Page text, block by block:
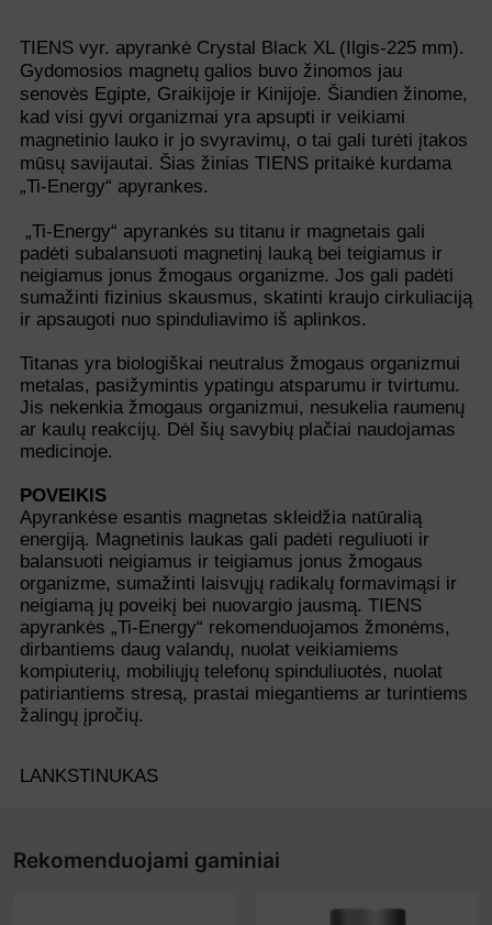
TIENS vyr. apyrankė Crystal Black XL (Ilgis-225 mm).
Gydomosios magnetų galios buvo žinomos jau
senovės Egipte, Graikijoje ir Kinijoje. Šiandien žinome,
kad visi gyvi organizmai yra apsupti ir veikiami
magnetinio lauko ir jo svyravimų, o tai gali turėti įtakos
mūsų savijautai. Šias žinias TIENS pritaikė kurdama
„Ti-Energy“ apyrankes.
„Ti-Energy“ apyrankės su titanu ir magnetais gali
padėti subalansuoti magnetinį lauką bei teigiamus ir
neigiamus jonus žmogaus organizme. Jos gali padėti
sumažinti fizinius skausmus, skatinti kraujo cirkuliaciją
ir apsaugoti nuo spinduliavimo iš aplinkos.
Titanas yra biologiškai neutralus žmogaus organizmui
metalas, pasižymintis ypatingu atsparumu ir tvirtumu.
Jis nekenkia žmogaus organizmui, nesukelia raumenų
ar kaulų reakcijų. Dėl šių savybių plačiai naudojamas
medicinoje.
POVEIKIS
Apyrankėse esantis magnetas skleidžia natūralią
energiją. Magnetinis laukas gali padėti reguliuoti ir
balansuoti neigiamus ir teigiamus jonus žmogaus
organizme, sumažinti laisvųjų radikalų formavimąsi ir
neigiamą jų poveikį bei nuovargio jausmą. TIENS
apyrankės „Ti-Energy“ rekomenduojamos žmonėms,
dirbantiems daug valandų, nuolat veikiamiems
kompiuterių, mobiliųjų telefonų spinduliuotės, nuolat
patiriantiems stresą, prastai miegantiems ar turintiems
žalingų įpročių.
LANKSTINUKAS
Rekomenduojami gaminiai